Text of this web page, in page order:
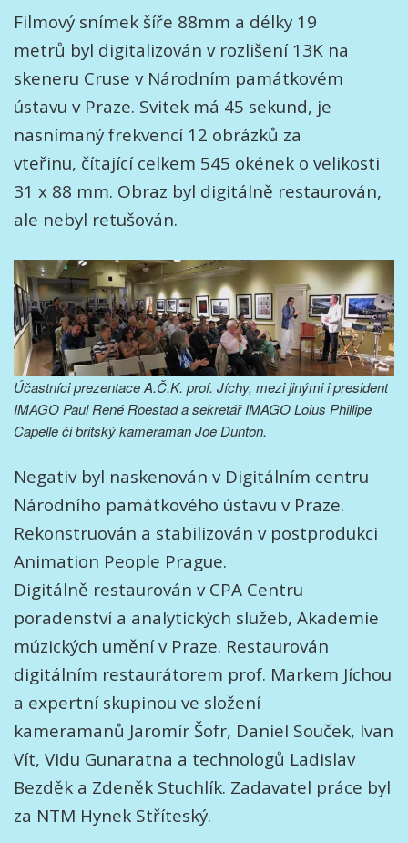
Filmový snímek šíře 88mm a délky 19
metrů byl digitalizován v rozlišení 13K na
skeneru Cruse v Národním památkovém
ústavu v Praze. Svitek má 45 sekund, je
nasnímaný frekvencí 12 obrázků za
vteřinu, čítající celkem 545 okének o velikosti
31 x 88 mm. Obraz byl digitálně restaurován,
ale nebyl retušován.
Účastníci prezentace A.Č.K. prof. Jíchy, mezi jinými i president
IMAGO Paul René Roestad a sekretář IMAGO Loius Phillipe
Capelle či britský kameraman Joe Dunton.
Negativ byl naskenován v Digitálním centru
Národního památkového ústavu v Praze.
Rekonstruován a stabilizován v postprodukci
Animation People Prague.
Digitálně restaurován v CPA Centru
poradenství a analytických služeb, Akademie
múzických umění v Praze. Restaurován
digitálním restaurátorem prof. Markem Jíchou
a expertní skupinou ve složení
kameramanů Jaromír Šofr, Daniel Souček, Ivan
Vít, Vidu Gunaratna a technologů Ladislav
Bezděk a Zdeněk Stuchlík. Zadavatel práce byl
za NTM Hynek Stříteský.